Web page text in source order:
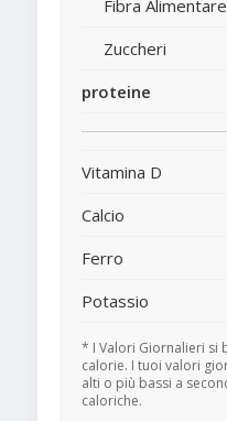
Fibra Alimentare
Zuccheri
proteine
Vitamina D
Calcio
Ferro
Potassio
* I Valori Giornalieri si
calorie. I tuoi valori
alti o più bassi a
caloriche.